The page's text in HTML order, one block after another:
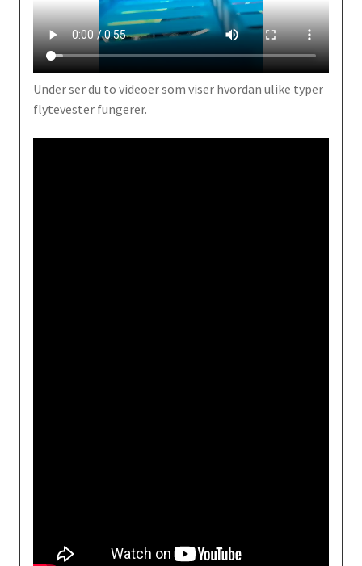
Under ser du to videoer som viser hvordan ulike typer
flytevester fungerer.